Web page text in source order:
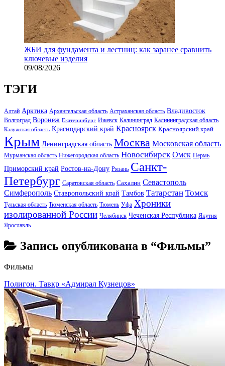
ЖБИ для фундамента и лестниц: как заранее сравнить
ключевые изделия
09/08/2026
ТЭГИ
Алтай Арктика Архангельская область Астраханская область Владивосток
Волгоград Воронеж Екатеринбург Ижевск Калининград Калининградская область
Калужская область Краснодарский край Красноярск Красноярский край
Крым Ленинградская область Москва Московская область
Мурманская область Нижегородская область Новосибирск Омск Пермь
Приморский край Ростов-на-Дону Рязань Санкт-
Петербург Саратовская область Сахалин Севастополь
Симферополь Ставропольский край Тамбов Татарстан Томск
Тульская область Тюменская область Тюмень Уфа Хроники
изолированной России Челябинск Чеченская Республика Якутия
Ярославль
Запись опубликована в “Фильмы”
Фильмы
Полигон. Тавкр «Адмирал Кузнецов»